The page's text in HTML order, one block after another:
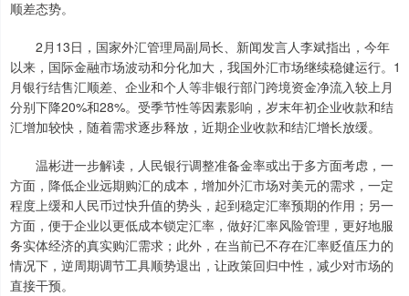
顺差态势。
2月13日，国家外汇管理局副局长、新闻发言人李斌指出，今年
以来，国际金融市场波动和分化加大，我国外汇市场继续稳健运行。1
月银行结售汇顺差、企业和个人等非银行部门跨境资金净流入较上月
分别下降20%和28%。受季节性等因素影响，岁末年初企业收款和结
汇增加较快，随着需求逐步释放，近期企业收款和结汇增长放缓。
温彬进一步解读，人民银行调整准备金率或出于多方面考虑，一
方面，降低企业远期购汇的成本，增加外汇市场对美元的需求，一定
程度上缓和人民币过快升值的势头，起到稳定汇率预期的作用；另一
方面，便于企业以更低成本锁定汇率，做好汇率风险管理，更好地服
务实体经济的真实购汇需求；此外，在当前已不存在汇率贬值压力的
情况下，逆周期调节工具顺势退出，让政策回归中性，减少对市场的
直接干预。